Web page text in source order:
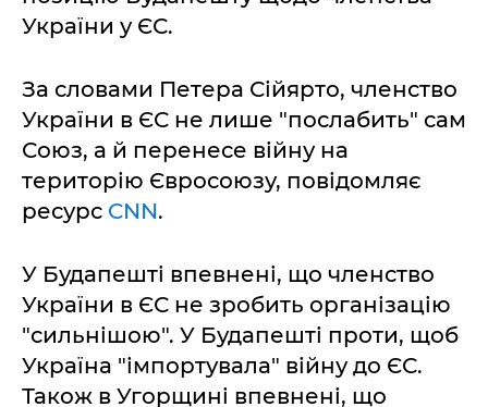
України у ЄС.
За словами Петера Сійярто, членство
України в ЄС не лише "послабить" сам
Союз, а й перенесе війну на
територію Євросоюзу, повідомляє
ресурс CNN.
У Будапешті впевнені, що членство
України в ЄС не зробить організацію
"сильнішою". У Будапешті проти, щоб
Україна "імпортувала" війну до ЄС.
Також в Угорщині впевнені, що